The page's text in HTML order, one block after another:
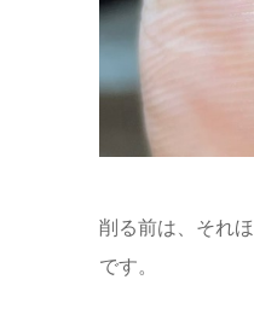
削る前は、それ
です。